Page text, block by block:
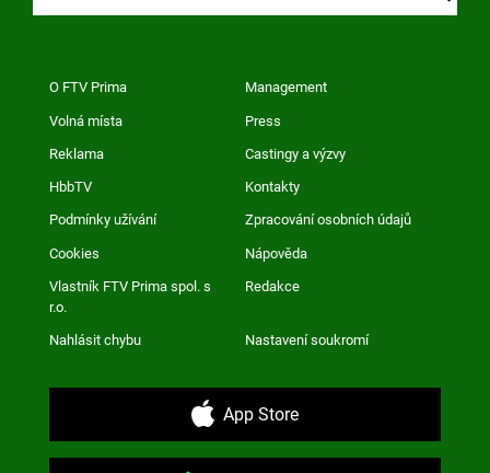
O FTV Prima Management
Volná místa Press
Reklama Castingy a výzvy
HbbTV Kontakty
Podmínky užívání Zpracování osobních údajů
Cookies Nápověda
Vlastník FTV Prima spol. s
r.o.
Redakce
Nahlásit chybu Nastavení soukromí
App Store